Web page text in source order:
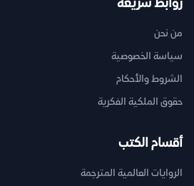
روابط سريعة
من نحن
سياسة الخصوصية
الشروط والأحكام
حقوق الملكية الفكرية
أقسام الكتب
الروايات العالمية المترجمة